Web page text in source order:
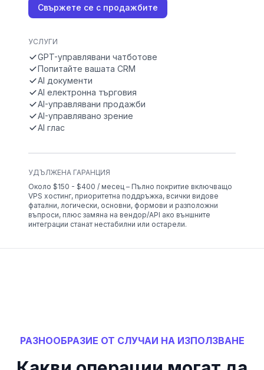
Свържете се с продажбите
УСЛУГИ
GPT-управлявани чатботове
Попитайте вашата CRM
AI документи
AI електронна търговия
AI-управлявани продажби
AI-управлявано зрение
AI глас
УДЪЛЖЕНА ГАРАНЦИЯ
Около $150 - $400 / месец – Пълно покритие включващо
VPS хостинг, приоритетна поддръжка, всички видове
фатални, логически, основни, формови и разположни
въпроси, плюс замяна на вендор/API ако външните
интеграции станат нестабилни или остарели.
РАЗНООБРАЗИЕ ОТ СЛУЧАИ НА ИЗПОЛЗВАНЕ